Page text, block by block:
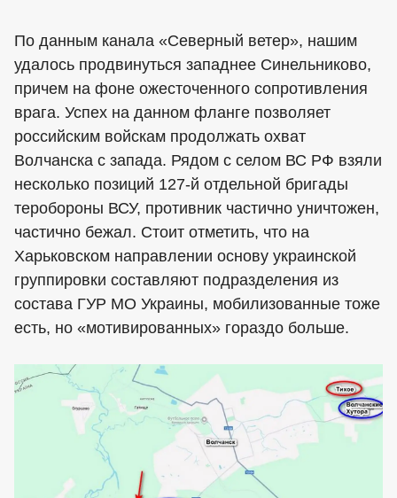
По данным канала «Северный ветер», нашим
удалось продвинуться западнее Синельниково,
причем на фоне ожесточенного сопротивления
врага. Успех на данном фланге позволяет
российским войскам продолжать охват
Волчанска с запада. Рядом с селом ВС РФ взяли
несколько позиций 127-й отдельной бригады
теробороны ВСУ, противник частично уничтожен,
частично бежал. Стоит отметить, что на
Харьковском направлении основу украинской
группировки составляют подразделения из
состава ГУР МО Украины, мобилизованные тоже
есть, но «мотивированных» гораздо больше.